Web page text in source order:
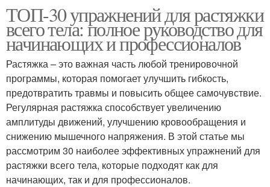
ТОП-30 упражнений для растяжки
всего тела: полное руководство для
начинающих и профессионалов
Растяжка – это важная часть любой тренировочной
программы, которая помогает улучшить гибкость,
предотвратить травмы и повысить общее самочувствие.
Регулярная растяжка способствует увеличению
амплитуды движений, улучшению кровообращения и
снижению мышечного напряжения. В этой статье мы
рассмотрим 30 наиболее эффективных упражнений для
растяжки всего тела, которые подходят как для
начинающих, так и для профессионалов.